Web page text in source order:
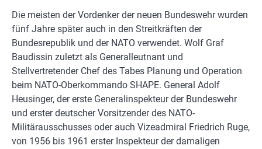
Die meisten der Vordenker der neuen Bundeswehr wurden
fünf Jahre später auch in den Streitkräften der
Bundesrepublik und der NATO verwendet. Wolf Graf
Baudissin zuletzt als Generalleutnant und
Stellvertretender Chef des Tabes Planung und Operation
beim NATO-Oberkommando SHAPE. General Adolf
Heusinger, der erste Generalinspekteur der Bundeswehr
und erster deutscher Vorsitzender des NATO-
Militärausschusses oder auch Vizeadmiral Friedrich Ruge,
von 1956 bis 1961 erster Inspekteur der damaligen